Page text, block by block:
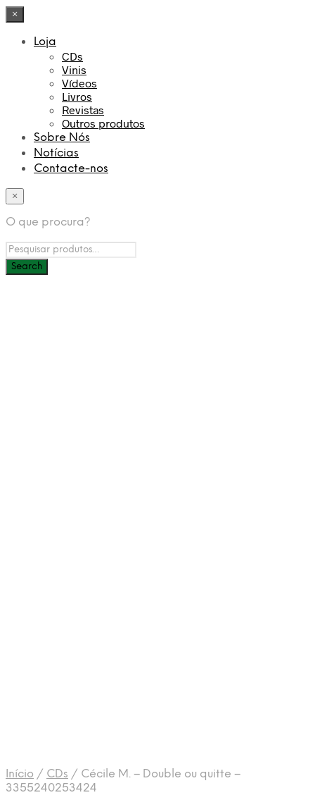
×
Loja
CDs
Vinis
Vídeos
Livros
Revistas
Outros produtos
Sobre Nós
Notícias
Contacte-nos
×
O que procura?
Início / CDs / Cécile M. – Double ou quitte –
3355240253424